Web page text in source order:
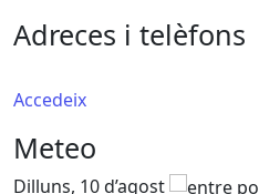
Adreces i telèfons
Accedeix
Meteo
Dilluns, 10 d’agost